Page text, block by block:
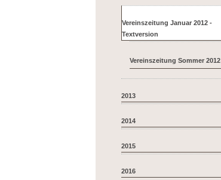
Vereinszeitung Januar 2012 -
Textversion
Vereinszeitung Sommer 2012
2013
2014
2015
2016